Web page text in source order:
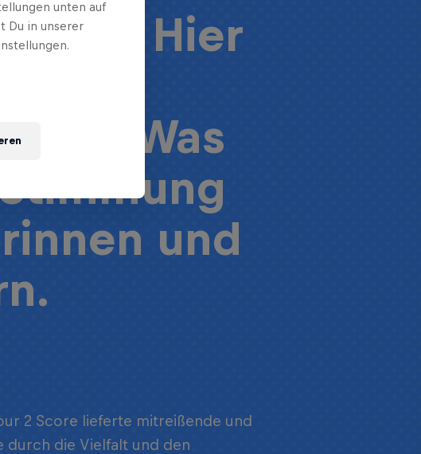
Hier
mir
Was
und
2 Score lieferte mitreißende und
durch die Vielfalt und den
unten auf
Du in unserer